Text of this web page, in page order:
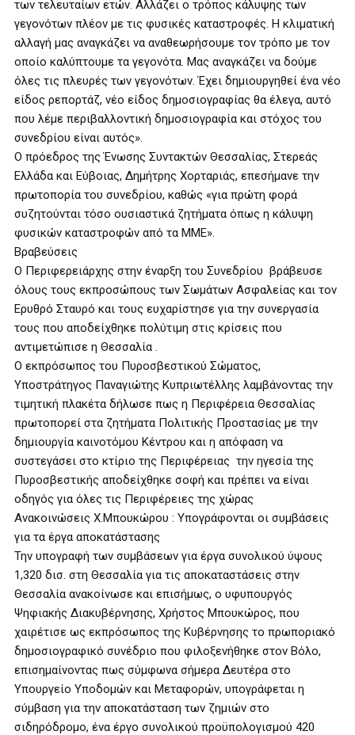
των τελευταίων ετών. Αλλάζει ο τρόπος κάλυψης των
γεγονότων πλέον με τις φυσικές καταστροφές. Η κλιματική
αλλαγή μας αναγκάζει να αναθεωρήσουμε τον τρόπο με τον
οποίο καλύπτουμε τα γεγονότα. Μας αναγκάζει να δούμε
όλες τις πλευρές των γεγονότων. Έχει δημιουργηθεί ένα νέο
είδος ρεπορτάζ, νέο είδος δημοσιογραφίας θα έλεγα, αυτό
που λέμε περιβαλλοντική δημοσιογραφία και στόχος του
συνεδρίου είναι αυτός».
Ο πρόεδρος της Ένωσης Συντακτών Θεσσαλίας, Στερεάς
Ελλάδα και Εύβοιας, Δημήτρης Χορταριάς, επεσήμανε την
πρωτοπορία του συνεδρίου, καθώς «για πρώτη φορά
συζητούνται τόσο ουσιαστικά ζητήματα όπως η κάλυψη
φυσικών καταστροφών από τα ΜΜΕ».
Βραβεύσεις
Ο Περιφερειάρχης στην έναρξη του Συνεδρίου βράβευσε
όλους τους εκπροσώπους των Σωμάτων Ασφαλείας και τον
Ερυθρό Σταυρό και τους ευχαρίστησε για την συνεργασία
τους που αποδείχθηκε πολύτιμη στις κρίσεις που
αντιμετώπισε η Θεσσαλία .
O εκπρόσωπος του Πυροσβεστικού Σώματος,
Υποστράτηγος Παναγιώτης Κυπριωτέλλης λαμβάνοντας την
τιμητική πλακέτα δήλωσε πως η Περιφέρεια Θεσσαλίας
πρωτοπορεί στα ζητήματα Πολιτικής Προστασίας με την
δημιουργία καινοτόμου Κέντρου και η απόφαση να
συστεγάσει στο κτίριο της Περιφέρειας την ηγεσία της
Πυροσβεστικής αποδείχθηκε σοφή και πρέπει να είναι
οδηγός για όλες τις Περιφέρειες της χώρας
Ανακοινώσεις Χ.Μπουκώρου : Υπογράφονται οι συμβάσεις
για τα έργα αποκατάστασης
Την υπογραφή των συμβάσεων για έργα συνολικού ύψους
1,320 δισ. στη Θεσσαλία για τις αποκαταστάσεις στην
Θεσσαλία ανακοίνωσε και επισήμως, ο υφυπουργός
Ψηφιακής Διακυβέρνησης, Χρήστος Μπουκώρος, που
χαιρέτισε ως εκπρόσωπος της Κυβέρνησης το πρωποριακό
δημοσιογραφικό συνέδριο που φιλοξενήθηκε στον Βόλο,
επισημαίνοντας πως σύμφωνα σήμερα Δευτέρα στο
Υπουργείο Υποδομών και Μεταφορών, υπογράφεται η
σύμβαση για την αποκατάσταση των ζημιών στο
σιδηρόδρομο, ένα έργο συνολικού προϋπολογισμού 420